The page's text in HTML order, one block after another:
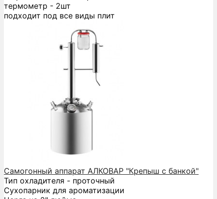
термометр - 2шт
подходит под все виды плит
Самогонный аппарат АЛКОВАР "Крепыш с банкой"
Тип охладителя - проточный
Сухопарник для ароматизации